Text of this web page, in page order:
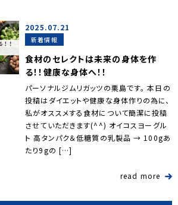
2025.07.21
新着情報
食材のセレクトは未来の身体を作
る！！健康な身体へ！！
パーソナルジムリガッツの栗島です。 本日の
投稿はダイエットや健康な身体作りの為に、
私がオススメする食材について簡潔に投稿
させていただきます(^^) オイコスヨーグル
ト 高タンパク＆低糖質の乳製品 → 100gあ
たり9gの […]
read more